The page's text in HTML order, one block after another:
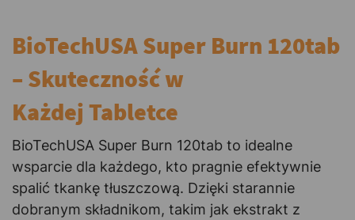
BioTechUSA Super Burn 120tab
– Skuteczność w
Każdej Tabletce
BioTechUSA Super Burn 120tab to idealne
wsparcie dla każdego, kto pragnie efektywnie
spalić tkankę tłuszczową. Dzięki starannie
dobranym składnikom, takim jak ekstrakt z